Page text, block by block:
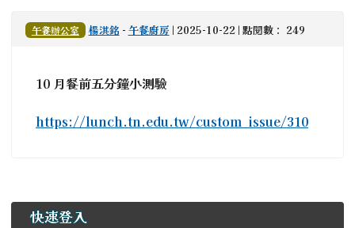
午餐辦公室 楊淇銘 - 午餐廚房 | 2025-10-22 | 點閱數： 249
10 月餐前五分鐘小測驗
https://lunch.tn.edu.tw/custom_issue/310
左邊區域內容
快速登入